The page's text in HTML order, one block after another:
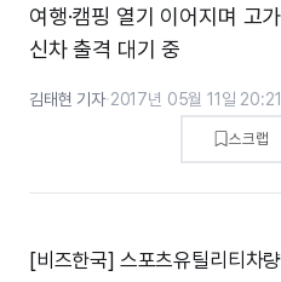
여행·​캠핑 열기 이어지며 고
신차 출격 대기 중
김태현 기자·2017년 05월 11일 20:21
스크랩
[비즈한국] 스포츠유틸리티차